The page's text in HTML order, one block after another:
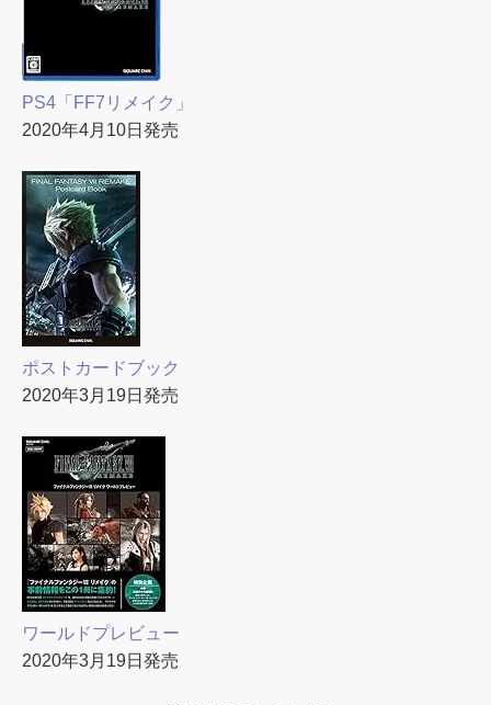
PS4「FF7リメイク」
2020年4月10日発売
ポストカードブック
2020年3月19日発売
ワールドプレビュー
2020年3月19日発売